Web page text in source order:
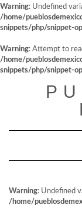
Warning: Undefined
/home/
snippets/php/snippet-
Warning: Attempt to
/home/
snippets/php/snippet-
Warning: Undefined
/home/